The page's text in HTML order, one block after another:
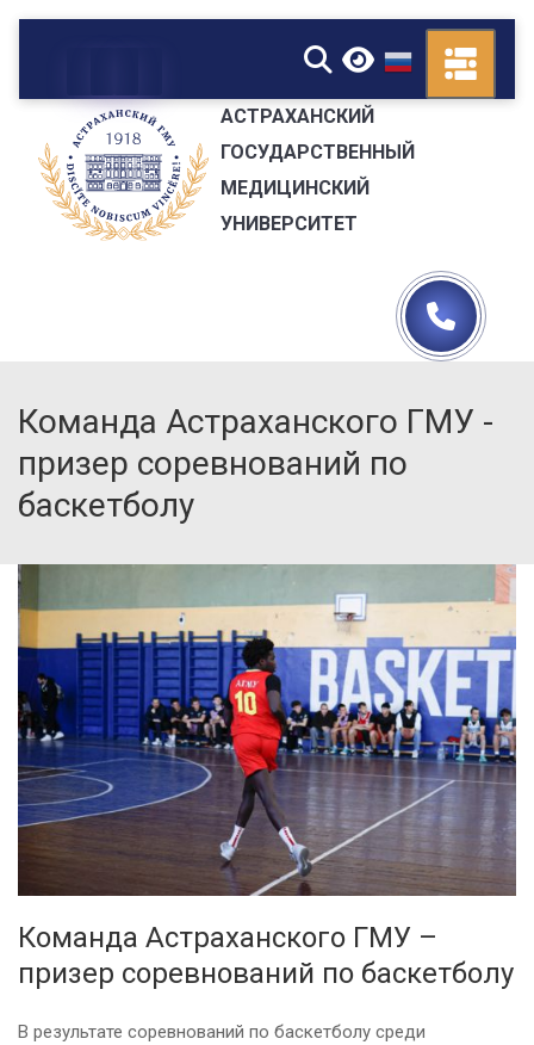
▼
АСТРАХАНСКИЙ
ГОСУДАРСТВЕННЫЙ
МЕДИЦИНСКИЙ
УНИВЕРСИТЕТ
Команда Астраханского ГМУ -
призер соревнований по
баскетболу
Команда Астраханского ГМУ –
призер соревнований по баскетболу
В результате соревнований по баскетболу среди